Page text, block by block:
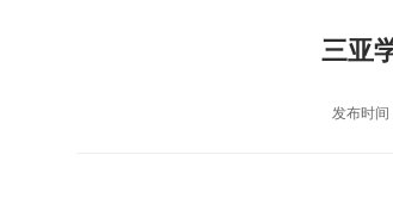
三亚
发布时